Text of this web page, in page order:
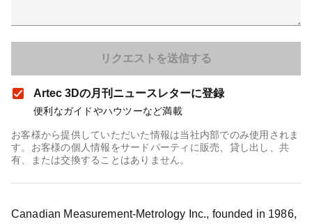
Artec 3Dの月刊ニュースレターに登録
便利なガイドやハウツーなど満載
お客様から提供していただいた情報は当社内部でのみ使用されま
す。お客様の個人情報をサードパーティに販売、貸し出し、共
有、または交換することはありません。
Canadian Measurement-Metrology Inc., founded in 1986,